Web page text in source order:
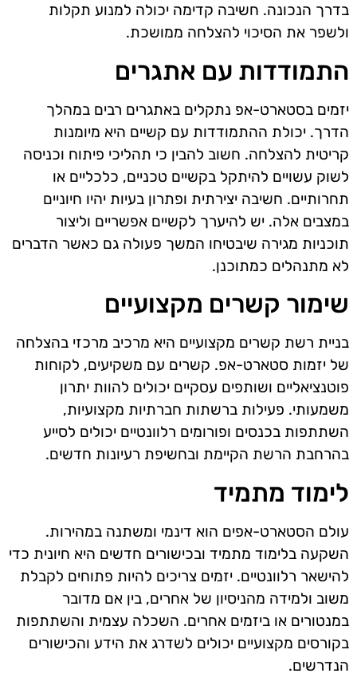
בדרך הנכונה. חשיבה קדימה יכולה למנוע תקלות
ולשפר את הסיכוי להצלחה ממושכת.
התמודדות עם אתגרים
יזמים בסטארט-אפ נתקלים באתגרים רבים במהלך
הדרך. יכולת ההתמודדות עם קשיים היא מיומנות
קריטית להצלחה. חשוב להבין כי תהליכי פיתוח וכניסה
לשוק עשויים להיתקל בקשיים טכניים, כלכליים או
תחרותיים. חשיבה יצירתית ופתרון בעיות יהיו חיוניים
במצבים אלה. יש להיערך לקשיים אפשריים וליצור
תוכניות מגירה שיבטיחו המשך פעולה גם כאשר הדברים
לא מתנהלים כמתוכנן.
שימור קשרים מקצועיים
בניית רשת קשרים מקצועיים היא מרכיב מרכזי בהצלחה
של יזמות סטארט-אפ. קשרים עם משקיעים, לקוחות
פוטנציאליים ושותפים עסקיים יכולים להוות יתרון
משמעותי. פעילות ברשתות חברתיות מקצועיות,
השתתפות בכנסים ופורומים רלוונטיים יכולים לסייע
בהרחבת הרשת הקיימת ובחשיפת רעיונות חדשים.
לימוד מתמיד
עולם הסטארט-אפים הוא דינמי ומשתנה במהירות.
השקעה בלימוד מתמיד ובכישורים חדשים היא חיונית כדי
להישאר רלוונטיים. יזמים צריכים להיות פתוחים לקבלת
משוב ולמידה מהניסיון של אחרים, בין אם מדובר
במנטורים או ביזמים אחרים. השכלה עצמית והשתתפות
בקורסים מקצועיים יכולים לשדרג את הידע והכישורים
הנדרשים.